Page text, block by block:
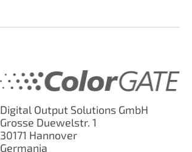
Digital Output Solutions GmbH
Grosse Duewelstr. 1
30171 Hannover
Germania